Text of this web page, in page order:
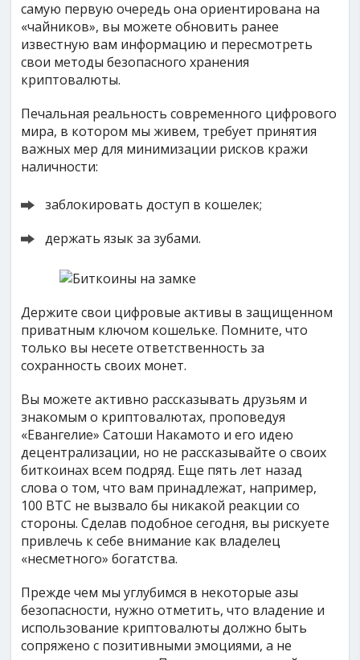
самую первую очередь она ориентирована на
«чайников», вы можете обновить ранее
известную вам информацию и пересмотреть
свои методы безопасного хранения
криптовалюты.
Печальная реальность современного цифрового
мира, в котором мы живем, требует принятия
важных мер для минимизации рисков кражи
наличности:
заблокировать доступ в кошелек;
держать язык за зубами.
Держите свои цифровые активы в защищенном
приватным ключом кошельке. Помните, что
только вы несете ответственность за
сохранность своих монет.
Вы можете активно рассказывать друзьям и
знакомым о криптовалютах, проповедуя
«Евангелие» Сатоши Накамото и его идею
децентрализации, но не рассказывайте о своих
биткоинах всем подряд. Еще пять лет назад
слова о том, что вам принадлежат, например,
100 BTC не вызвало бы никакой реакции со
стороны. Сделав подобное сегодня, вы рискуете
привлечь к себе внимание как владелец
«несметного» богатства.
Прежде чем мы углубимся в некоторые азы
безопасности, нужно отметить, что владение и
использование криптовалюты должно быть
сопряжено с позитивными эмоциями, а не